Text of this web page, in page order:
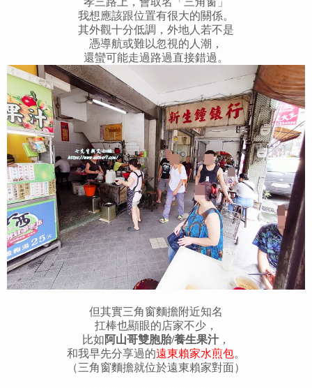
我想應該跟位置有很大的關係。
其外觀十分低調，外地人若不是
憑導航或難以忽視的人潮，
還蠻可能走過路過直接錯過。
但其實三角窗麵擔附近知名
扛棒也顯眼的店家不少，
比如阿山哥雙胞胎/養生果汁，
和我早先分享過的遠東賴家水煎包。
（三角窗麵擔就位於遠東賴家對面）